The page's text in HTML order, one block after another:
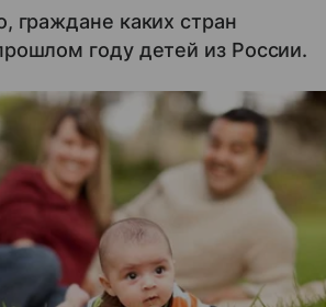
граждане каких стран
году детей из России.